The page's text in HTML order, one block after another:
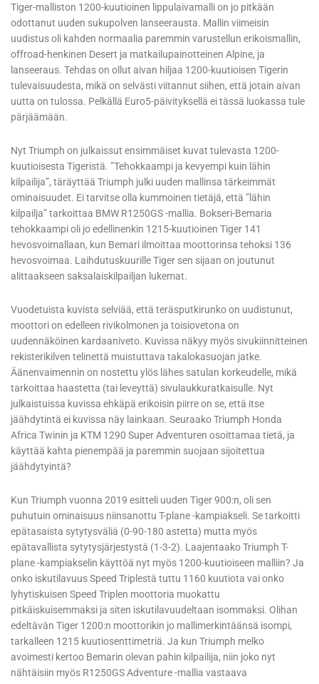
Tiger-malliston 1200-kuutioinen lippulaivamalli on jo pitkään
odottanut uuden sukupolven lanseerausta. Mallin viimeisin
uudistus oli kahden normaalia paremmin varustellun erikoismallin,
offroad-henkinen Desert ja matkailupainotteinen Alpine, ja
lanseeraus. Tehdas on ollut aivan hiljaa 1200-kuutioisen Tigerin
tulevaisuudesta, mikä on selvästi viitannut siihen, että jotain aivan
uutta on tulossa. Pelkällä Euro5-päivityksellä ei tässä luokassa tule
pärjäämään.
Nyt Triumph on julkaissut ensimmäiset kuvat tulevasta 1200-
kuutioisesta Tigeristä. ”Tehokkaampi ja kevyempi kuin lähin
kilpailija”, täräyttää Triumph julki uuden mallinsa tärkeimmät
ominaisuudet. Ei tarvitse olla kummoinen tietäjä, että ”lähin
kilpailja” tarkoittaa BMW R1250GS -mallia. Bokseri-Bemaria
tehokkaampi oli jo edellinenkin 1215-kuutioinen Tiger 141
hevosvoimallaan, kun Bemari ilmoittaa moottorinsa tehoksi 136
hevosvoimaa. Laihdutuskuurille Tiger sen sijaan on joutunut
alittaakseen saksalaiskilpailjan lukemat.
Vuodetuista kuvista selviää, että teräsputkirunko on uudistunut,
moottori on edelleen rivikolmonen ja toisiovetona on
uudennäköinen kardaaniveto. Kuvissa näkyy myös sivukiinnitteinen
rekisterikilven telinettä muistuttava takalokasuojan jatke.
Äänenvaimennin on nostettu ylös lähes satulan korkeudelle, mikä
tarkoittaa haastetta (tai leveyttä) sivulaukkuratkaisulle. Nyt
julkaistuissa kuvissa ehkäpä erikoisin piirre on se, että itse
jäähdytintä ei kuvissa näy lainkaan. Seuraako Triumph Honda
Africa Twinin ja KTM 1290 Super Adventuren osoittamaa tietä, ja
käyttää kahta pienempää ja paremmin suojaan sijoitettua
jäähdytyintä?
Kun Triumph vuonna 2019 esitteli uuden Tiger 900:n, oli sen
puhutuin ominaisuus niinsanottu T-plane -kampiakseli. Se tarkoitti
epätasaista sytytysväliä (0-90-180 astetta) mutta myös
epätavallista sytytysjärjestystä (1-3-2). Laajentaako Triumph T-
plane -kampiakselin käyttöä nyt myös 1200-kuutioiseen malliin? Ja
onko iskutilavuus Speed Triplestä tuttu 1160 kuutiota vai onko
lyhytiskuisen Speed Triplen moottoria muokattu
pitkäiskuisemmaksi ja siten iskutilavuudeltaan isommaksi. Olihan
edeltävän Tiger 1200:n moottorikin jo mallimerkintäänsä isompi,
tarkalleen 1215 kuutiosenttimetriä. Ja kun Triumph melko
avoimesti kertoo Bemarin olevan pahin kilpailija, niin joko nyt
nähtäisiin myös R1250GS Adventure -mallia vastaava